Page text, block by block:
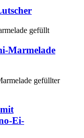
Marmelade
Ei-